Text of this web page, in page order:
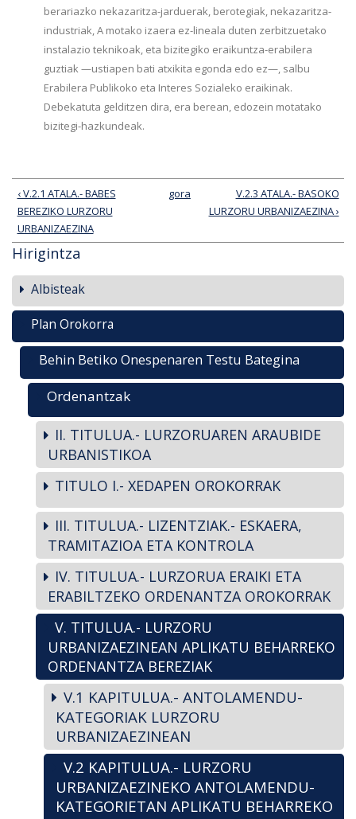
berariazko nekazaritza-jarduerak, berotegiak, nekazaritza-
industriak, A motako izaera ez-lineala duten zerbitzuetako
instalazio teknikoak, eta bizitegiko eraikuntza-erabilera
guztiak —ustiapen bati atxikita egonda edo ez—, salbu
Erabilera Publikoko eta Interes Sozialeko eraikinak.
Debekatuta gelditzen dira, era berean, edozein motatako
bizitegi-hazkundeak.
‹ V.2.1 ATALA.- BABES
BEREZIKO LURZORU
URBANIZAEZINA
gora
V.2.3 ATALA.- BASOKO
LURZORU URBANIZAEZINA ›
Hirigintza
Albisteak
Plan Orokorra
Behin Betiko Onespenaren Testu Bategina
Ordenantzak
II. TITULUA.- LURZORUAREN ARAUBIDE
URBANISTIKOA
TITULO I.- XEDAPEN OROKORRAK
III. TITULUA.- LIZENTZIAK.- ESKAERA,
TRAMITAZIOA ETA KONTROLA
IV. TITULUA.- LURZORUA ERAIKI ETA
ERABILTZEKO ORDENANTZA OROKORRAK
V. TITULUA.- LURZORU
URBANIZAEZINEAN APLIKATU BEHARREKO
ORDENANTZA BEREZIAK
V.1 KAPITULUA.- ANTOLAMENDU-
KATEGORIAK LURZORU
URBANIZAEZINEAN
V.2 KAPITULUA.- LURZORU
URBANIZAEZINEKO ANTOLAMENDU-
KATEGORIETAN APLIKATU BEHARREKO